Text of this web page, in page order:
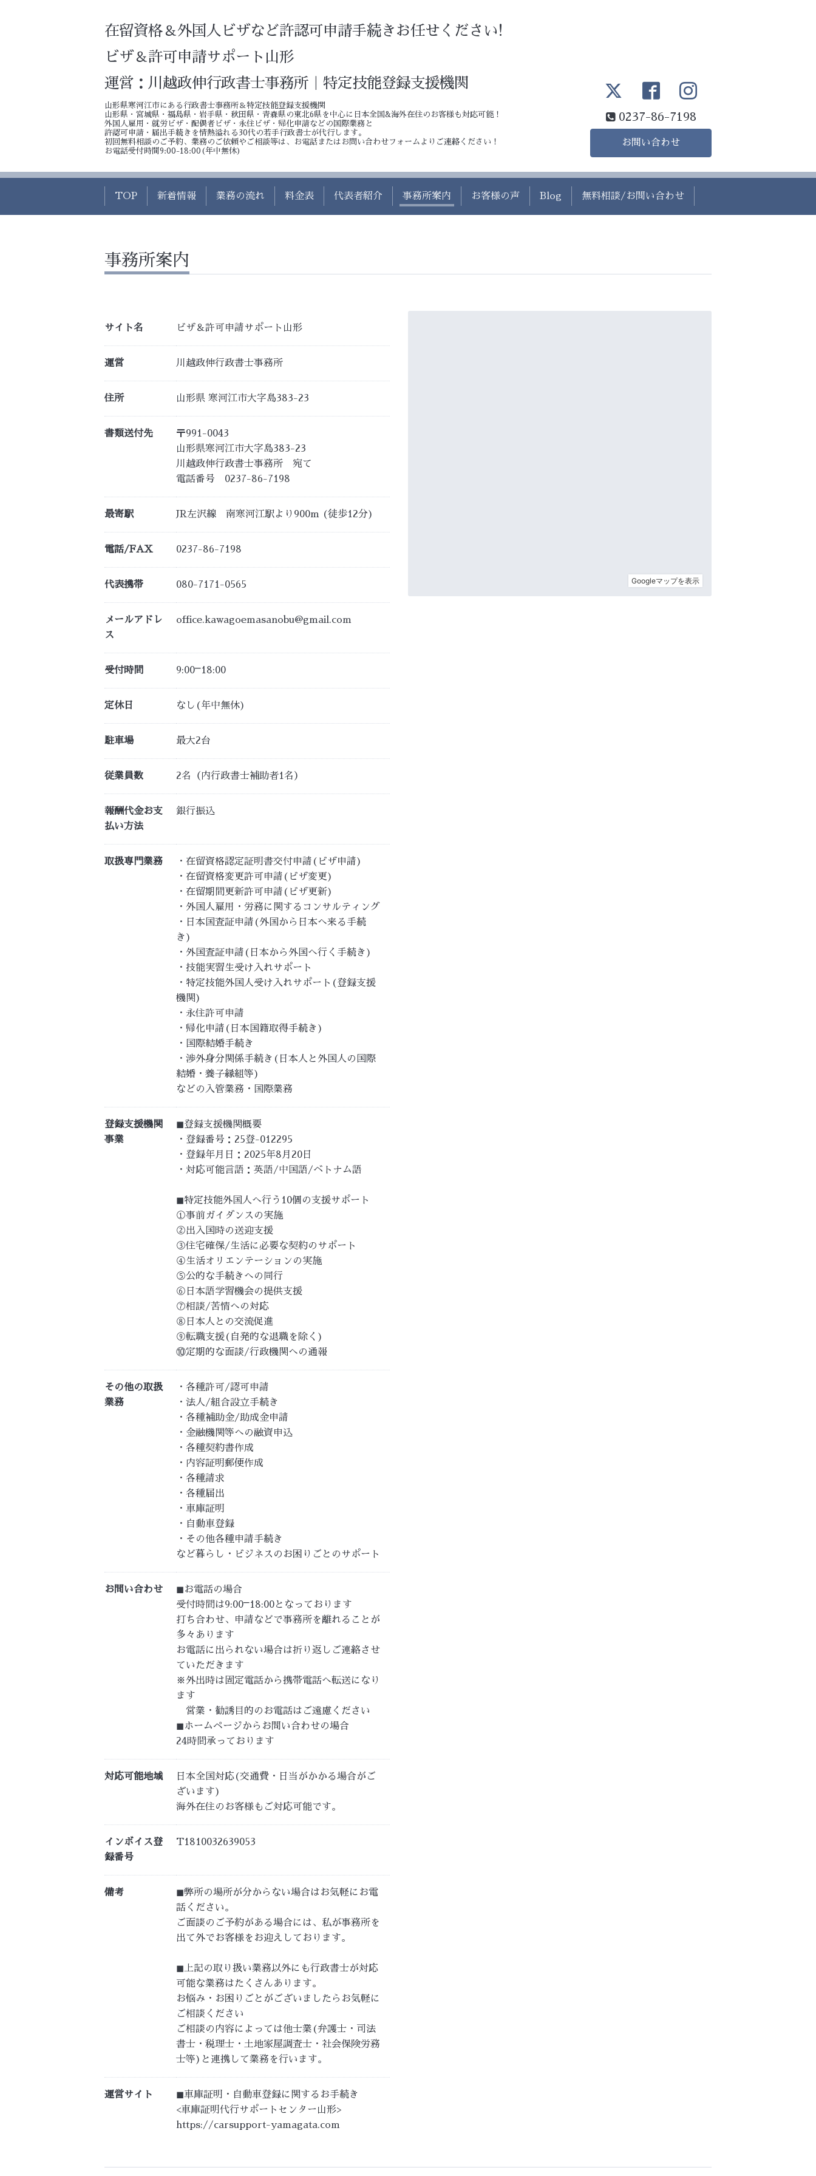
在留資格＆外国人ビザなど許認可申請手続きお任せください!
ビザ＆許可申請サポート山形
運営：川越政伸行政書士事務所｜特定技能登録支援機関
山形県寒河江市にある行政書士事務所＆特定技能登録支援機関
山形県・宮城県・福島県・岩手県・秋田県・青森県の東北6県を中心に日本全国&海外在住のお客様も対応可能！
外国人雇用・就労ビザ・配偶者ビザ・永住ビザ・帰化申請などの国際業務と
許認可申請・届出手続きを情熱溢れる30代の若手行政書士が代行します。
初回無料相談のご予約、業務のご依頼やご相談等は、お電話またはお問い合わせフォームよりご連絡ください！
お電話受付時間9:00-18:00(年中無休)
0237-86-7198
お問い合わせ
TOP 新着情報 業務の流れ 料金表 代表者紹介 事務所案内 お客様の声 Blog 無料相談/お問い合わせ
事務所案内
サイト名 ビザ＆許可申請サポート山形
運営 川越政伸行政書士事務所
住所 山形県 寒河江市大字島383-23
書類送付先
〒991-0043
山形県寒河江市大字島383-23
川越政伸行政書士事務所 宛て
電話番号 0237-86-7198
最寄駅 JR左沢線 南寒河江駅より900m (徒歩12分)
電話/FAX 0237-86-7198
代表携帯 080-7171-0565
メールアドレ
ス
office.kawagoemasanobu@gmail.com
受付時間 9:00⎻18:00
定休日 なし(年中無休)
駐車場 最大2台
従業員数 2名（内行政書士補助者1名）
報酬代金お支
払い方法
銀行振込
取扱専門業務
・在留資格認定証明書交付申請(ビザ申請)
・在留資格変更許可申請(ビザ変更)
・在留期間更新許可申請(ビザ更新)
・外国人雇用・労務に関するコンサルティング
・日本国査証申請(外国から日本へ来る手続
き)
・外国査証申請(日本から外国へ行く手続き)
・技能実習生受け入れサポート
・特定技能外国人受け入れサポート(登録支援
機関)
・永住許可申請
・帰化申請(日本国籍取得手続き)
・国際結婚手続き
・渉外身分関係手続き(日本人と外国人の国際
結婚・養子縁組等)
などの入管業務・国際業務
登録支援機関
事業
◼︎登録支援機関概要
・登録番号：25登-012295
・登録年月日：2025年8月20日
・対応可能言語：英語/中国語/ベトナム語
◼︎特定技能外国人へ行う10個の支援サポート
①事前ガイダンスの実施
②出入国時の送迎支援
③住宅確保/生活に必要な契約のサポート
④生活オリエンテーションの実施
⑤公的な手続きへの同行
⑥日本語学習機会の提供支援
⑦相談/苦情への対応
⑧日本人との交流促進
⑨転職支援(自発的な退職を除く)
⑩定期的な面談/行政機関への通報
その他の取扱
業務
・各種許可/認可申請
・法人/組合設立手続き
・各種補助金/助成金申請
・金融機関等への融資申込
・各種契約書作成
・内容証明郵便作成
・各種請求
・各種届出
・車庫証明
・自動車登録
・その他各種申請手続き
など暮らし・ビジネスのお困りごとのサポート
お問い合わせ
◼︎お電話の場合
受付時間は9:00⎻18:00となっております
打ち合わせ、申請などで事務所を離れることが
多々あります
お電話に出られない場合は折り返しご連絡させ
ていただきます
※外出時は固定電話から携帯電話へ転送になり
ます
営業・勧誘目的のお電話はご遠慮ください
◼︎ホームページからお問い合わせの場合
24時間承っております
対応可能地域
日本全国対応(交通費・日当がかかる場合がご
ざいます)
海外在住のお客様もご対応可能です。
インボイス登
録番号
T1810032639053
備考
◼︎弊所の場所が分からない場合はお気軽にお電
話ください。
ご面談のご予約がある場合には、私が事務所を
出て外でお客様をお迎えしております。
◼︎上記の取り扱い業務以外にも行政書士が対応
可能な業務はたくさんあります。
お悩み・お困りごとがございましたらお気軽に
ご相談ください
ご相談の内容によっては他士業(弁護士・司法
書士・税理士・土地家屋調査士・社会保険労務
士等)と連携して業務を行います。
運営サイト
◼︎車庫証明・自動車登録に関するお手続き
<車庫証明代行サポートセンター山形>
https://carsupport-yamagata.com